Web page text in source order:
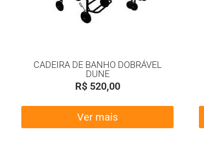
CADEIRA DE BANHO DOBRÁVEL
DUNE
R$520,00
Ver mais